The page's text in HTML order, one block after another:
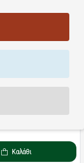
Βιταµίνες Β | 7
Καλάθι